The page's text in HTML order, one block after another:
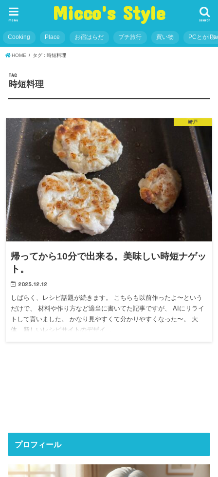
Micco's Style search
menu
Cooking Place お宿はらだ プチ旅行 買い物 PCとか
HOME タグ : 時短料理
TAG
時短料理
崎戸
帰ってから10分で出来る。美味しい時短ナゲッ
ト。
2025.12.12
しばらく、レシピ話題が続きます。 こちらも以前作ったよ〜という
だけで、 材料や作り方など適当に書いてた記事ですが、 AIにリライ
トして貰いました。 かなり見やすくて分かりやすくなった〜。 大
体、新しいレシピサイトのデザイ…
プロフィール